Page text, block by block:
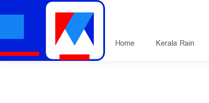
Home Kerala Rain